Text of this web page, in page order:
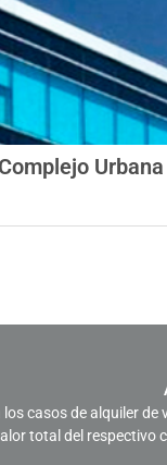
Urbana
los casos de alquiler
total del